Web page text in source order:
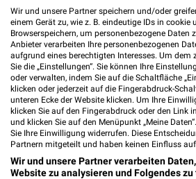
Heute 08:00 - 13:00 Uhr |
260,05 km
Mr. Wash Hamburg
Stresemannstraße 349-351
22761 Hamburg
Heute 08:00 - 18:00 Uhr |
260,04 km
Wir und unsere Partner speichern und/oder
einem Gerät zu, wie z. B. eindeutige IDs in cookie
Browserspeichern, um personenbezogene Daten
Anbieter verarbeiten Ihre personenbezogenen
aufgrund eines berechtigten Interesses. Um dem
Sie die „Einstellungen“. Sie können Ihre
oder verwalten, indem Sie auf die Schaltfläche
klicken oder jederzeit auf die Fingerabdruck-
unteren Ecke der Website klicken. Um Ihre
klicken Sie auf den Fingerabdruck oder den Link
und klicken Sie auf den Menüpunkt „Meine
Sie Ihre Einwilligung widerrufen. Diese
Partnern mitgeteilt und haben keinen Einfluss
Wir und unsere Partner verarbeiten
Website zu analysieren und Folgendes zu